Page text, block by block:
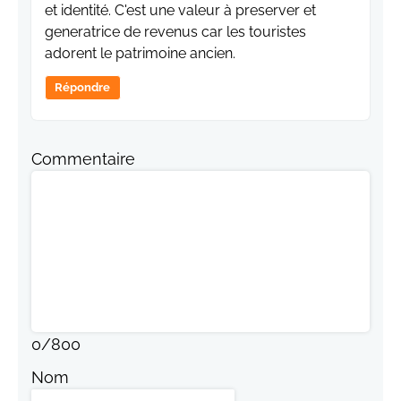
et identité. C'est une valeur à preserver et
generatrice de revenus car les touristes
adorent le patrimoine ancien.
Répondre
Commentaire
0/800
Nom